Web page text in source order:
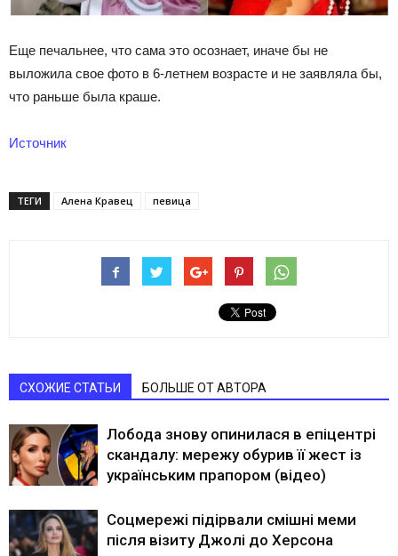
Еще печальнее, что сама это осознает, иначе бы не
выложила свое фото в 6-летнем возрасте и не заявляла бы,
что раньше была краше.
Источник
ТЕГИ Алена Кравец певица
СХОЖИЕ СТАТЬИ БОЛЬШЕ ОТ АВТОРА
Лобода знову опинилася в епіцентрі
скандалу: мережу обурив її жест із
українським прапором (відео)
Соцмережі підірвали смішні меми
після візиту Джолі до Херсона